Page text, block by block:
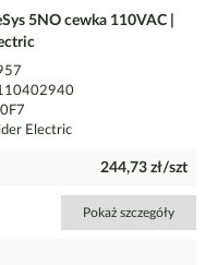
5NO cewka 110VAC |
Electric
244,73 zł/szt
Pokaż szczegóły